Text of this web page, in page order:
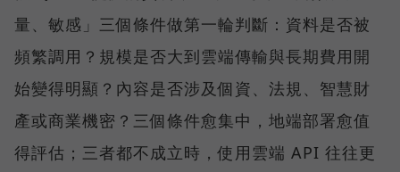
量、敏感」三個條件做第一輪判斷：資料是否被
頻繁調用？規模是否大到雲端傳輸與長期費用開
始變得明顯？內容是否涉及個資、法規、智慧財
產或商業機密？三個條件愈集中，地端部署愈值
得評估；三者都不成立時，使用雲端 API 往往更